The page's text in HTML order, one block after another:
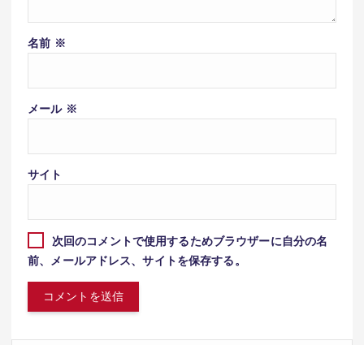
名前 ※
メール ※
サイト
次回のコメントで使用するためブラウザーに自分の名
前、メールアドレス、サイトを保存する。